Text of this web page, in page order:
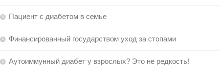
Пациент с диабетом в семье
Финансированный государством уход за стопами
Аутоиммунный диабет у взрослых? Это не редкость!